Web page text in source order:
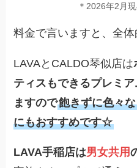
＊2026年2月
料金で言いますと、全
LAVAとCALDO琴似店は
ティスもできるプレミ
ますので飽きずに色々
にもおすすめです☆
LAVA手稲店は男女共用